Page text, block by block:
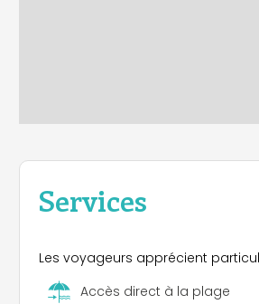
Services
Les voyageurs apprécient
Accès direct à la plage